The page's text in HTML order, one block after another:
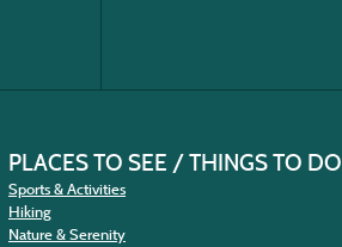
PLACES TO SEE / THINGS TO DO
Sports & Activities
Hiking
Nature & Serenity